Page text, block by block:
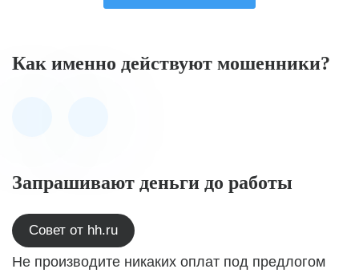
Как именно действуют мошенники?
Запрашивают деньги до работы
Совет от hh.ru
Не производите никаких оплат под предлогом